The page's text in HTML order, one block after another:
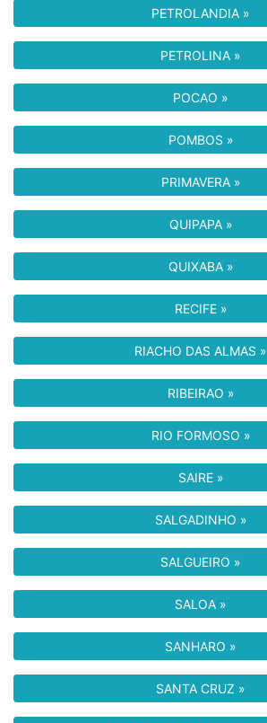
PETROLANDIA »
PETROLINA »
POCAO »
POMBOS »
PRIMAVERA »
QUIPAPA »
QUIXABA »
RECIFE »
RIACHO DAS ALMAS »
RIBEIRAO »
RIO FORMOSO »
SAIRE »
SALGADINHO »
SALGUEIRO »
SALOA »
SANHARO »
SANTA CRUZ »